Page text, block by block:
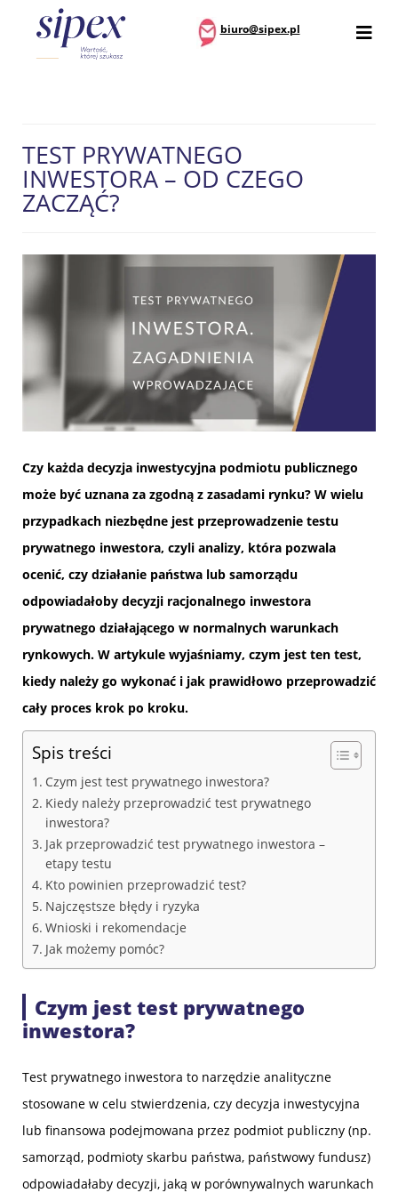
biuro@sipex.pl
TEST PRYWATNEGO
INWESTORA – OD CZEGO
ZACZĄĆ?
Czy każda decyzja inwestycyjna podmiotu publicznego
może być uznana za zgodną z zasadami rynku? W wielu
przypadkach niezbędne jest przeprowadzenie testu
prywatnego inwestora, czyli analizy, która pozwala
ocenić, czy działanie państwa lub samorządu
odpowiadałoby decyzji racjonalnego inwestora
prywatnego działającego w normalnych warunkach
rynkowych. W artykule wyjaśniamy, czym jest ten test,
kiedy należy go wykonać i jak prawidłowo przeprowadzić
cały proces krok po kroku.
Spis treści
Czym jest test prywatnego inwestora?
Kiedy należy przeprowadzić test prywatnego
inwestora?
Jak przeprowadzić test prywatnego inwestora –
etapy testu
Kto powinien przeprowadzić test?
Najczęstsze błędy i ryzyka
Wnioski i rekomendacje
Jak możemy pomóc?
Czym jest test prywatnego
inwestora?
Test prywatnego inwestora to narzędzie analityczne
stosowane w celu stwierdzenia, czy decyzja inwestycyjna
lub finansowa podejmowana przez podmiot publiczny (np.
samorząd, podmioty skarbu państwa, państwowy fundusz)
odpowiadałaby decyzji, jaką w porównywalnych warunkach